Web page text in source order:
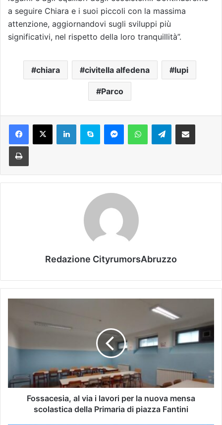
a seguire Chiara e i suoi piccoli con la massima
attenzione, aggiornandovi sugli sviluppi più
significativi, nel rispetto della loro tranquillità”.
chiara civitella alfedena lupi
Parco
Telegram
Redazione CityrumorsAbruzzo
Fossacesia, al via i lavori per la nuova mensa
scolastica della Primaria di piazza Fantini